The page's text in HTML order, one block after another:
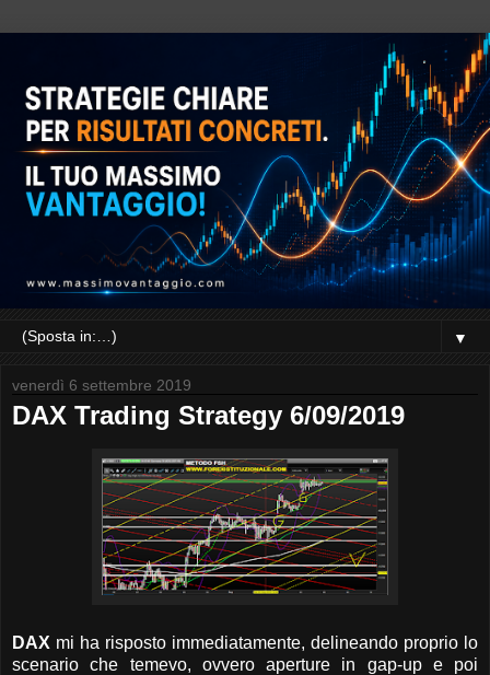
▼
venerdì 6 settembre 2019
DAX Trading Strategy 6/09/2019
DAX mi ha risposto immediatamente, delineando proprio lo
scenario che temevo, ovvero aperture in gap-up e poi